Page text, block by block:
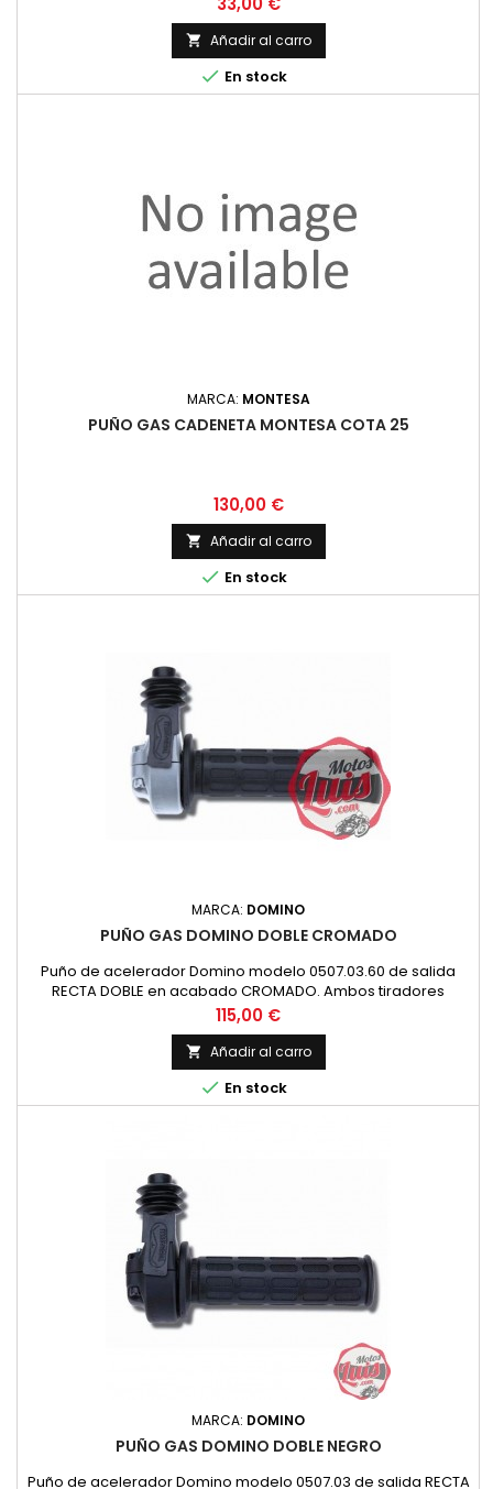
 Añadir al carro
 En stock
MARCA: MONTESA
PUÑO GAS CADENETA MONTESA COTA 25
Precio
130,00 €
 Añadir al carro
 En stock
MARCA: DOMINO
PUÑO GAS DOMINO DOBLE CROMADO
Puño de acelerador Domino modelo 0507.03.60 de salida
RECTA DOBLE en acabado CROMADO. Ambos tiradores
actuan simultaneamente, ideal para bicilindricas.
Precio
115,00 €
 Añadir al carro
 En stock
MARCA: DOMINO
PUÑO GAS DOMINO DOBLE NEGRO
Puño de acelerador Domino modelo 0507.03 de salida RECTA